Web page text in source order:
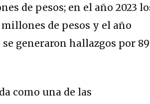
de pesos; en el año 2023
de pesos y el año
generaron hallazgos por 89